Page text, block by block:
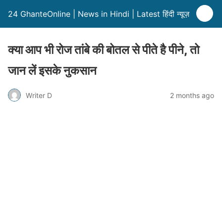
24 GhanteOnline | News in Hindi | Latest हिंदी न्यूज़
क्या आप भी रोज तांबे की बोतल से पीते है पीने, तो
जान लें इसके नुकसान
Writer D 2 months ago